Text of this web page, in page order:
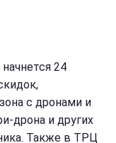
24
с дронами и
дрона и других
Также в ТРЦ